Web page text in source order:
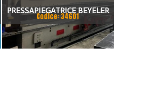
PRESSAPIEGATRICE BEYELER
DEL 2002 A CNC 7.200 MM X
200 TON
Codice: 34601